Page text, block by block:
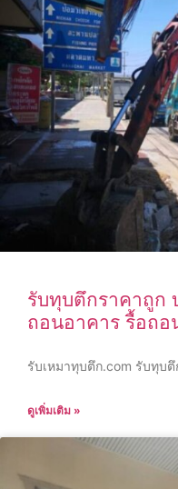
รับทุบตึกราคาถูก
ถอนอาคาร รื้อถอ
รับเหมาทุบตึก.com รับทุบตึ
ดูเพิ่มเติม »